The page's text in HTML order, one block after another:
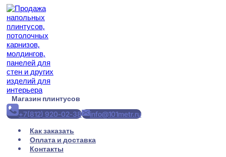
Перейти
содержимому
Магазин плинтусов
+7(812) 920-02-38
info@101metr.ru
Как заказать
Оплата и доставка
Контакты